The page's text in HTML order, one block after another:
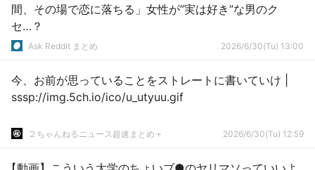
間、その場で恋に落ちる」女性が”実は好き”な男のク
セ…？
Ask Reddit まとめ 2026/6/30(Tu) 13:00
今、お前が思っていることをストレートに書いていけ |
sssp://img.5ch.io/ico/u_utyuu.gif
２ちゃんねるニュース超速まとめ＋ 2026/6/30(Tu) 12:59